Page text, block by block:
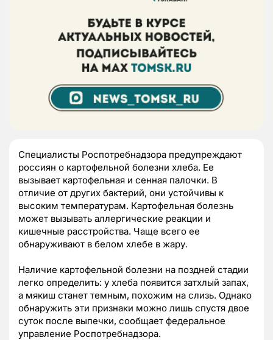
Специалисты Роспотребнадзора предупреждают
россиян о картофельной болезни хлеба. Ее
вызывает картофельная и сенная палочки. В
отличие от других бактерий, они устойчивы к
высоким температурам. Картофельная болезнь
может вызывать аллергические реакции и
кишечные расстройства. Чаще всего ее
обнаруживают в белом хлебе в жару.
Наличие картофельной болезни на поздней стадии
легко определить: у хлеба появится затхлый запах,
а мякиш станет темным, похожим на слизь. Однако
обнаружить эти признаки можно лишь спустя двое
суток после выпечки, сообщает федеральное
управление Роспотребнадзора.